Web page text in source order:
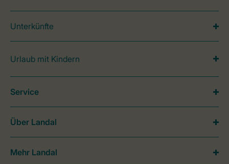
Unterkünfte
Urlaub mit Kindern
Service
Über Landal
Mehr Landal